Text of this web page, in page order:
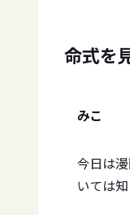
命式を
みこ
今日は
いては